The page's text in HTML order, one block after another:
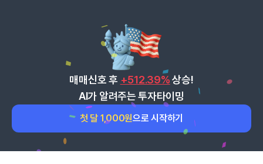
매매신호 후 +512.39% 상승!
AI가 알려주는 투자타이밍
첫 달 1,000원으로 시작하기